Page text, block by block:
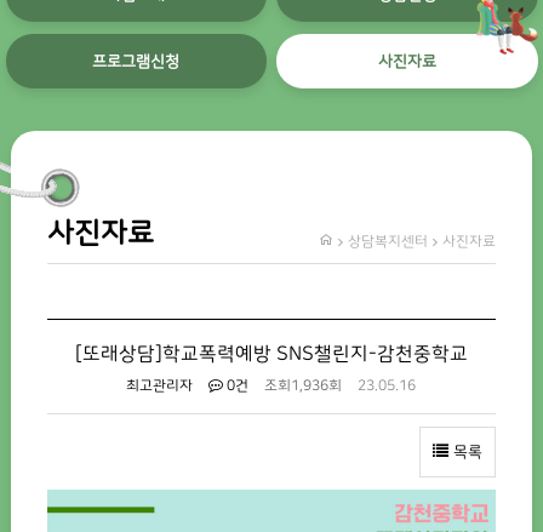
프로그램신청 사진자료
사진자료 상담복지센터 사진자료
[또래상담]학교폭력예방 SNS챌린지-감천중학교
최고관리자 0건 조회 1,936회 23.05.16
목록